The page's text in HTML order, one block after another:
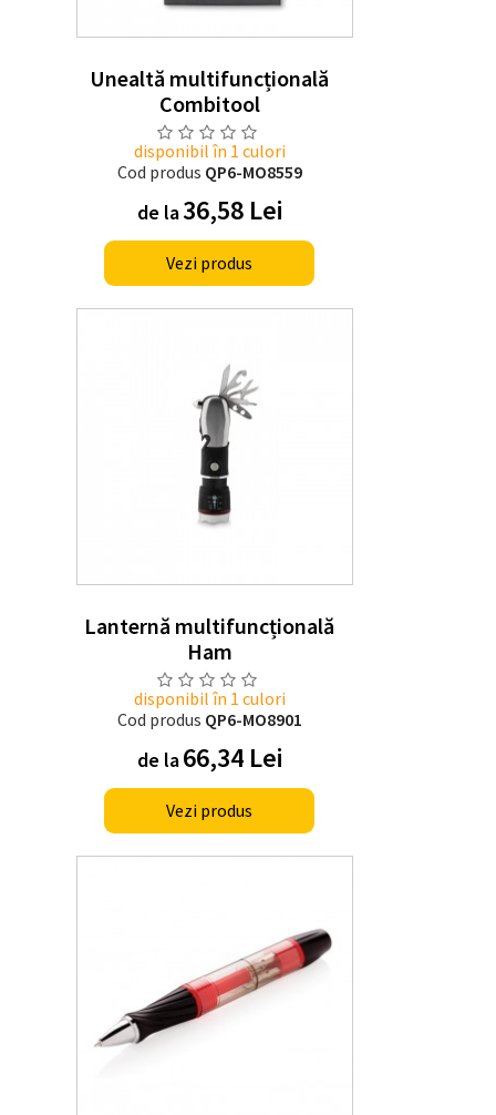
Unealtă multifuncțională
Combitool
disponibil în 1 culori
Cod produs QP6-MO8559
de la36,58 Lei
Vezi produs
Lanternă multifuncțională
Ham
disponibil în 1 culori
Cod produs QP6-MO8901
de la66,34 Lei
Vezi produs